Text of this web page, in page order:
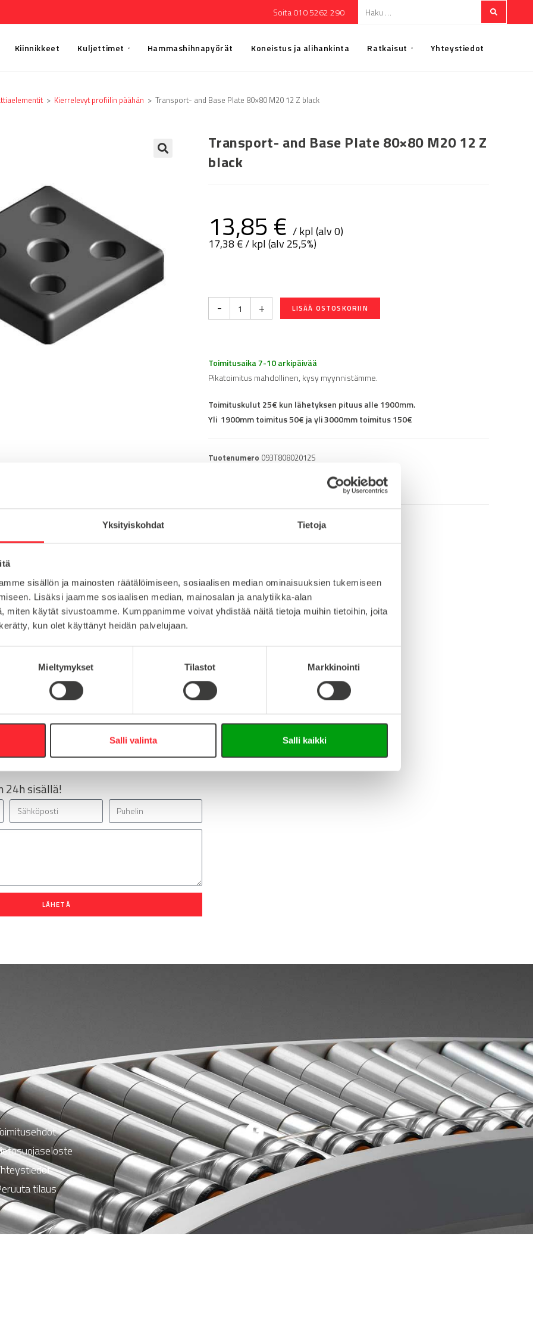
Yksityiskohdat Tietoja
sisällön ja mainosten räätälöimiseen, sosiaalisen median ominaisuuksien tukemiseen
Lisäksi jaamme sosiaalisen median, mainosalan ja analytiikka-alan
miten käytät sivustoamme. Kumppanimme voivat yhdistää näitä tietoja muihin tietoihin, joita
kun olet käyttänyt heidän palvelujaan.
Mieltymykset Tilastot Markkinointi
Salli valinta Salli kaikki
Soita 010 5262 290
Kiinnikkeet Kuljettimet Hammashihnapyörät Koneistus ja alihankinta Ratkaisut Yhteystiedot
> Kierrelevyt profiilin päähän > Transport- and Base Plate 80×80 M20 12 Z black
Transport- and Base Plate 80×80 M20 12 Z
black
13,85€ / kpl (alv 0)
17,38 €/ kpl (alv 25,5%)
- + LISÄÄ OSTOSKORIIN
Toimitusaika 7-10 arkipäivää
Pikatoimitus mahdollinen, kysy myynnistämme.
Toimituskulut 25€ kun lähetyksen pituus alle 1900mm.
Yli 1900mm toimitus 50€ ja yli 3000mm toimitus 150€
Tuotenumero 093T80802012S
sinkki
M20 Lataa 3D-tiedosto (Step-tiedosto)
24h sisällä!
LÄHETÄ
tilaus